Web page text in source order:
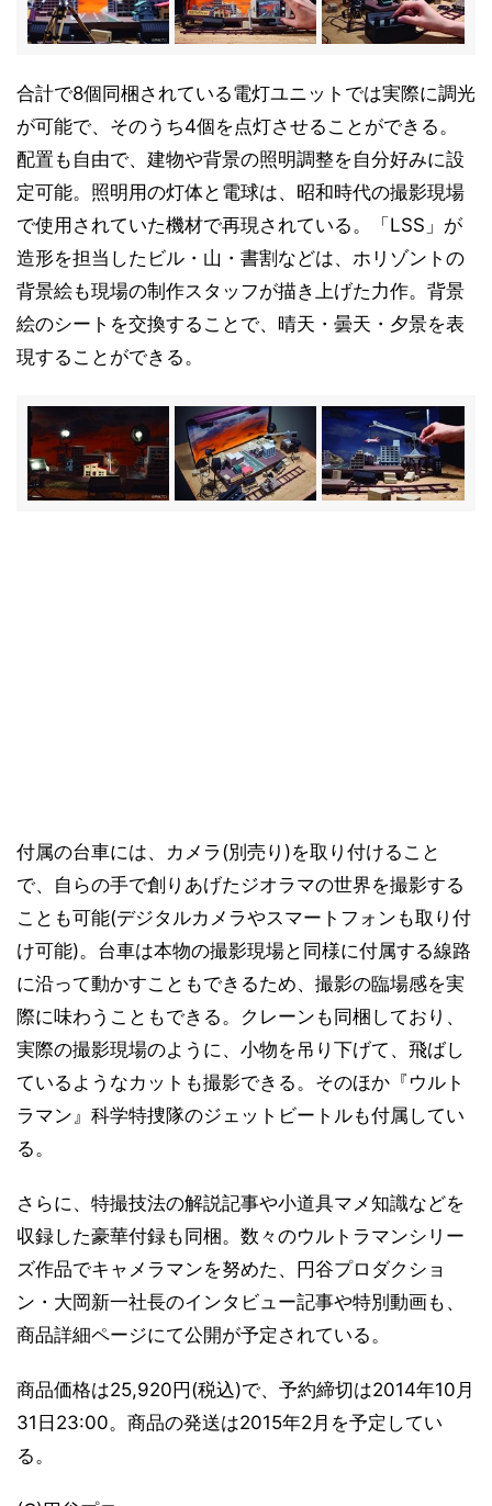
合計で8個同梱されている電灯ユニットでは実際に調光
が可能で、そのうち4個を点灯させることができる。
配置も自由で、建物や背景の照明調整を自分好みに設
定可能。照明用の灯体と電球は、昭和時代の撮影現場
で使用されていた機材で再現されている。「LSS」が
造形を担当したビル・山・書割などは、ホリゾントの
背景絵も現場の制作スタッフが描き上げた力作。背景
絵のシートを交換することで、晴天・曇天・夕景を表
現することができる。
付属の台車には、カメラ(別売り)を取り付けること
で、自らの手で創りあげたジオラマの世界を撮影する
ことも可能(デジタルカメラやスマートフォンも取り付
け可能)。台車は本物の撮影現場と同様に付属する線路
に沿って動かすこともできるため、撮影の臨場感を実
際に味わうこともできる。クレーンも同梱しており、
実際の撮影現場のように、小物を吊り下げて、飛ばし
ているようなカットも撮影できる。そのほか『ウルト
ラマン』科学特捜隊のジェットビートルも付属してい
る。
さらに、特撮技法の解説記事や小道具マメ知識などを
収録した豪華付録も同梱。数々のウルトラマンシリー
ズ作品でキャメラマンを努めた、円谷プロダクショ
ン・大岡新一社長のインタビュー記事や特別動画も、
商品詳細ページにて公開が予定されている。
商品価格は25,920円(税込)で、予約締切は2014年10月
31日23:00。商品の発送は2015年2月を予定してい
る。